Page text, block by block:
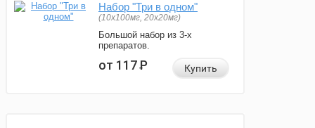
Набор "Три в одном"
(10x100мг, 20x20мг)
Большой набор из 3-х
препаратов.
от 117Р Купить